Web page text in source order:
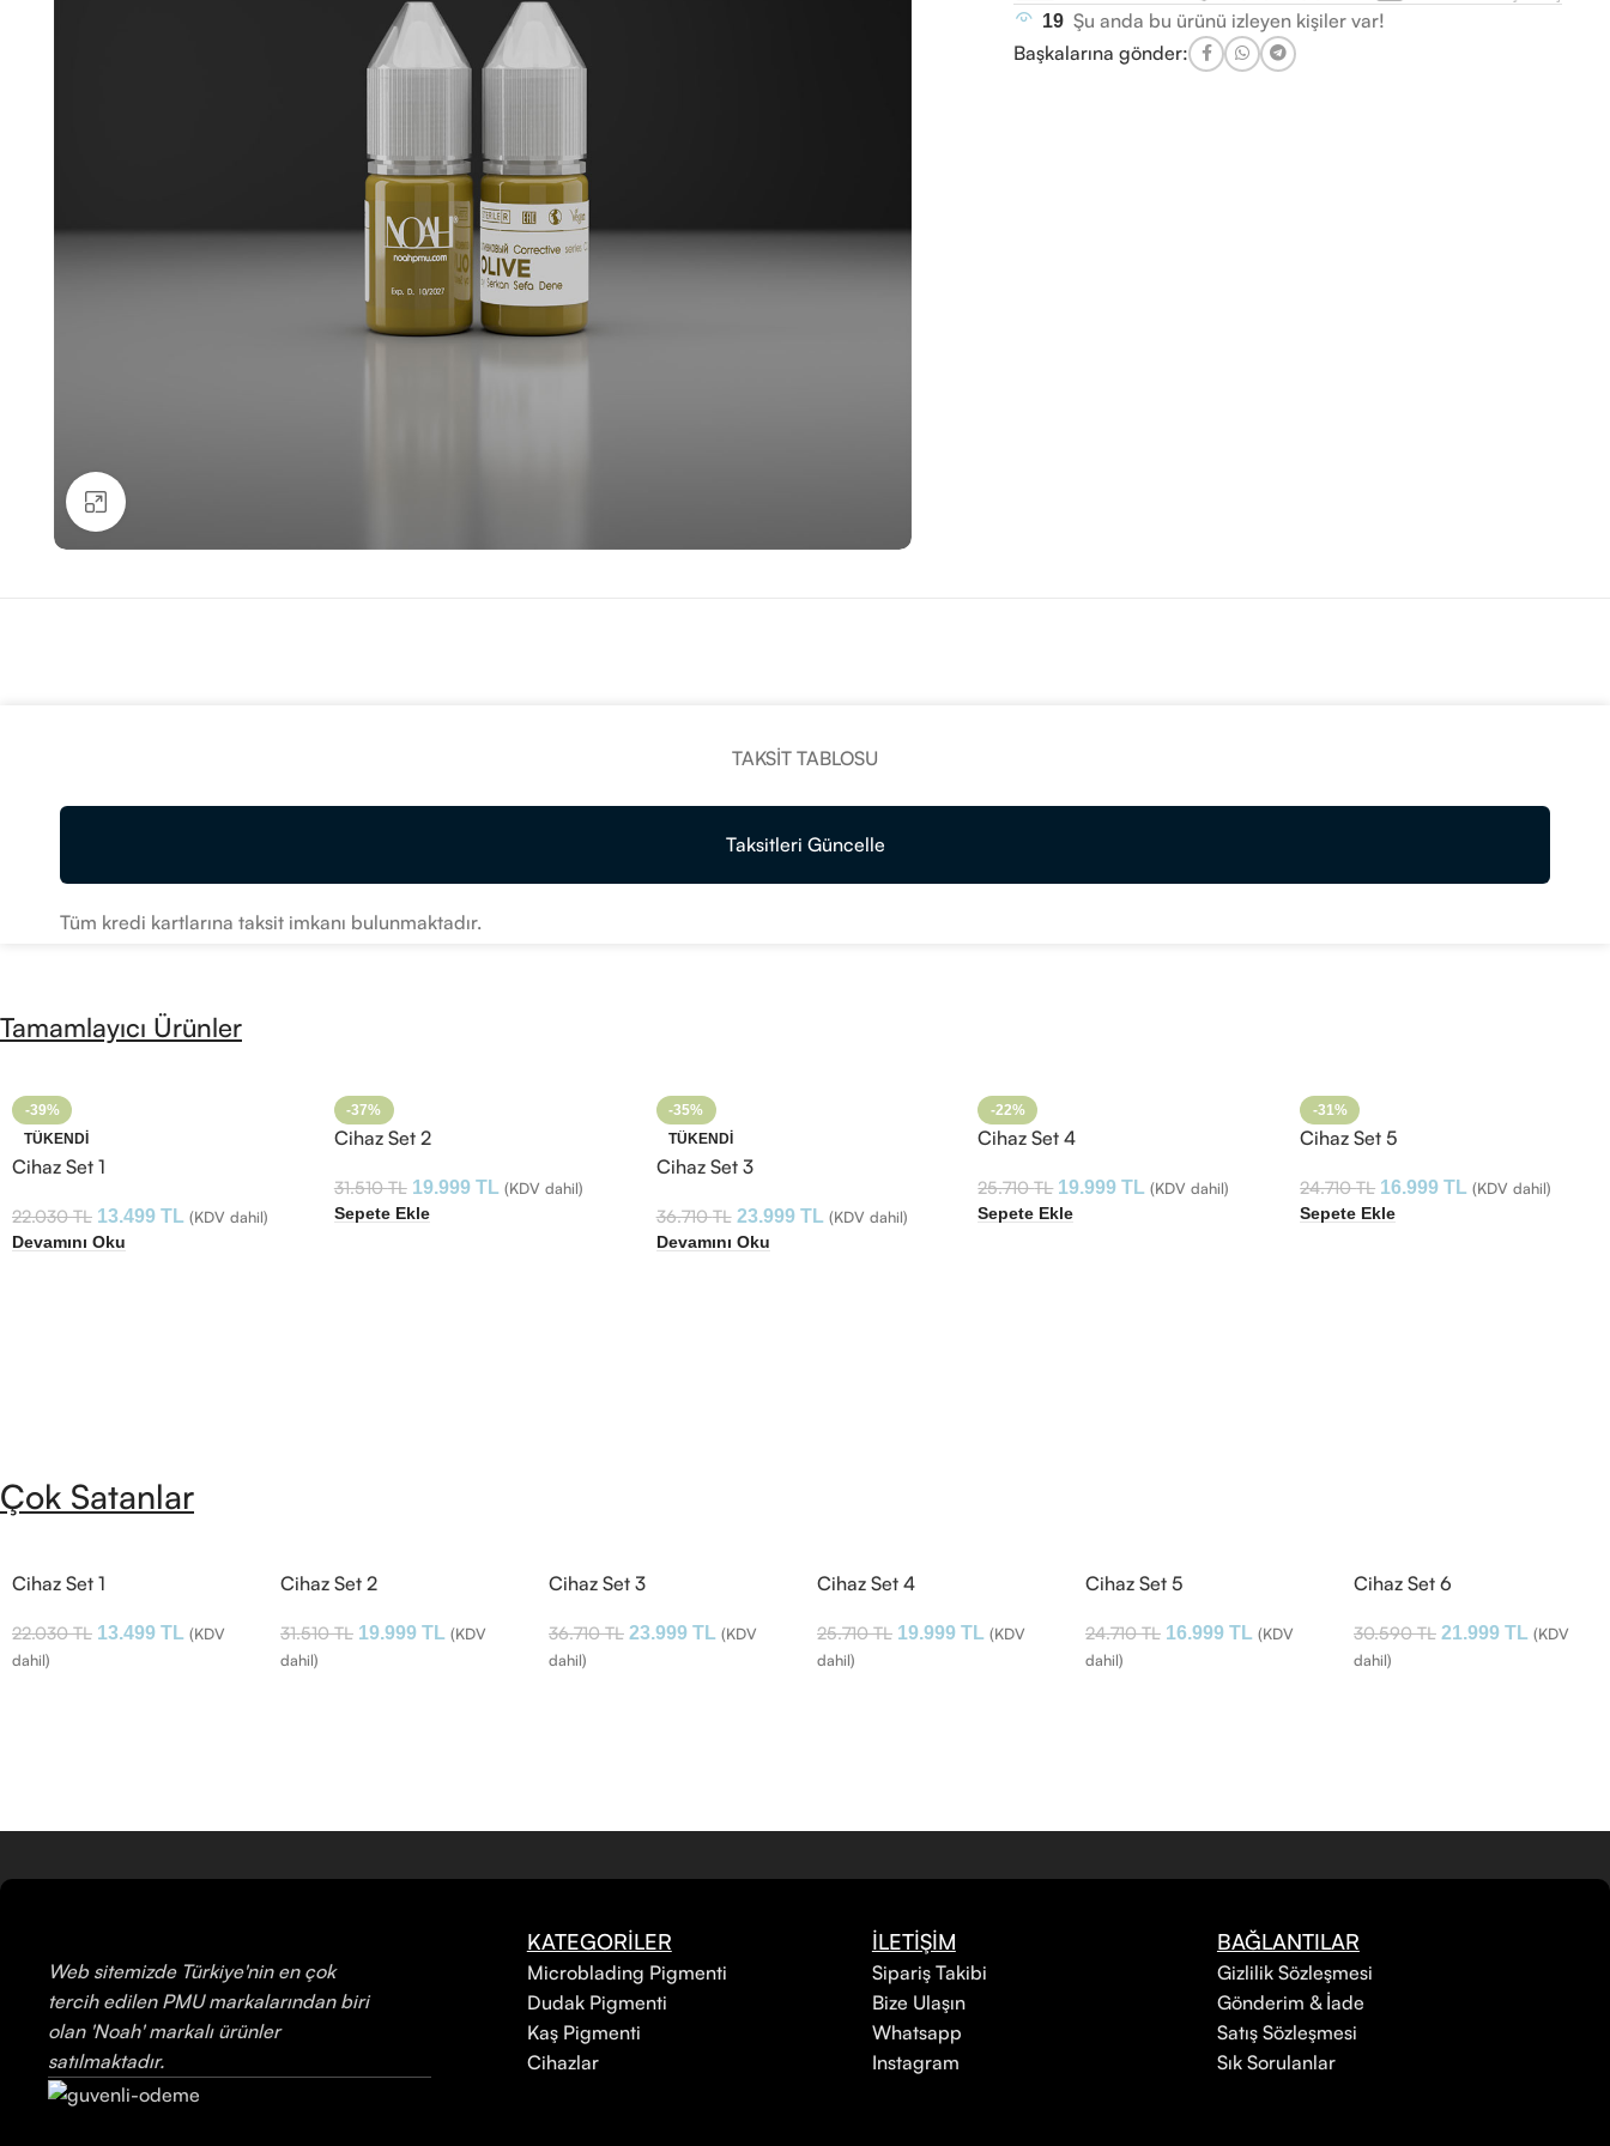
19 Şu anda bu ürünü izleyen kişiler var!
Başkalarına gönder:
TAKSIT TABLOSU
Taksitleri Güncelle
Tüm kredi kartlarına taksit imkanı bulunmaktadır.
Tamamlayıcı Ürünler
-39%
TÜKENDI
Cihaz Set 1
22.030TL 13.499 TL (KDV dahil)
Devamını Oku
-37%
Cihaz Set 2
31.510TL 19.999 TL (KDV dahil)
Sepete Ekle
-35%
TÜKENDI
Cihaz Set 3
36.710TL 23.999 TL (KDV dahil)
Devamını Oku
-22%
Cihaz Set 4
25.710TL 19.999TL (KDV dahil)
Sepete Ekle
-31%
Cihaz Set 5
24.710TL 16.999TL (KDV dahil)
Sepete Ekle
Çok Satanlar
Cihaz Set 1
22.030TL 13.499 TL (KDV
dahil)
Cihaz Set 2
31.510TL 19.999 TL (KDV
dahil)
Cihaz Set 3
36.710TL 23.999 TL (KDV
dahil)
Cihaz Set 4
25.710TL 19.999 TL (KDV
dahil)
Cihaz Set 5
24.710TL 16.999 TL (KDV
dahil)
Cihaz Set 6
30.590TL 21.999 TL (KDV
dahil)
Web sitemizde Türkiye'nin en çok
tercih edilen PMU markalarından biri
olan 'Noah' markalı ürünler
satılmaktadır.
KATEGORİLER
Microblading Pigmenti
Dudak Pigmenti
Kaş Pigmenti
Cihazlar
İLETİŞİM
Sipariş Takibi
Bize Ulaşın
Whatsapp
Instagram
BAĞLANTILAR
Gizlilik Sözleşmesi
Gönderim & İade
Satış Sözleşmesi
Sık Sorulanlar